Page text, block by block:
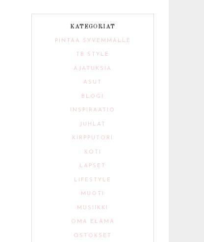
KATEGORIAT
PINTAA SYVEMMÄLLE
TB STYLE
AJATUKSIA
ASUT
BLOGI
INSPIRAATIO
JUHLAT
KIRPPUTORI
KOTI
LAPSET
LIFESTYLE
MUOTI
MUSIIKKI
OMA ELÄMÄ
OSTOKSET